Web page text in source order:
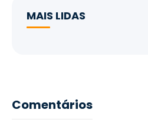
MAIS LIDAS
Comentários